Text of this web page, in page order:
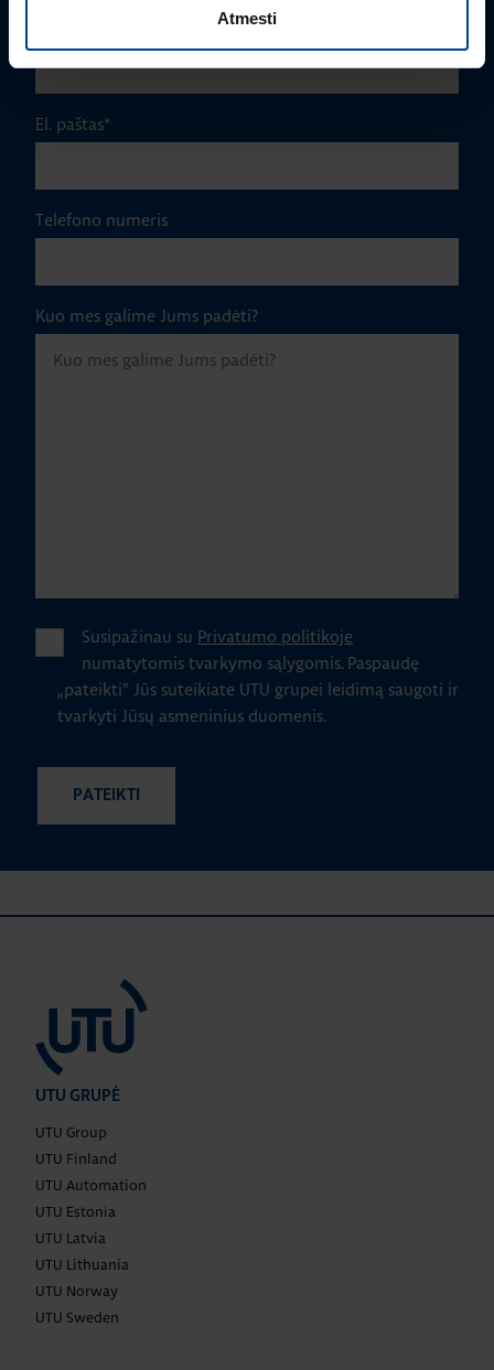
Atmesti
El. paštas*
Telefono numeris
Kuo mes galime Jums padėti?
Susipažinau su Privatumo politikoje
numatytomis tvarkymo sąlygomis. Paspaudę
„pateikti" Jūs suteikiate UTU grupei leidimą saugoti ir
tvarkyti Jūsų asmeninius duomenis.
UTU GRUPĖ
UTU Group
UTU Finland
UTU Automation
UTU Estonia
UTU Latvia
UTU Lithuania
UTU Norway
UTU Sweden